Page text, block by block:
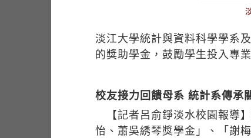
淡江大學統計與資料科學學系
的獎助學金，鼓勵學生投入專
校友接力回饋母系 統計系傳承
【記者呂俞錚淡水校園報導
怡、蕭吳綉琴獎學金」、「謝